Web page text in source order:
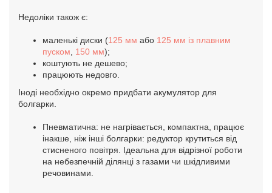
Недоліки також є:
маленькі диски (125 мм або 125 мм із плавним
пуском, 150 мм);
коштують не дешево;
працюють недовго.
Іноді необхідно окремо придбати акумулятор для
болгарки.
Пневматична: не нагрівається, компактна, працює
інакше, ніж інші болгарки: редуктор крутиться від
стисненого повітря. Ідеальна для відрізної роботи
на небезпечній ділянці з газами чи шкідливими
речовинами.